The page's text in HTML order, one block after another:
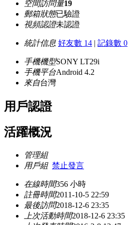
空間訪問量19
郵箱狀態已驗證
視頻認證未認證
統計信息 好友數 14 | 記錄數 0
手機機型SONY LT29i
手機平台Android 4.2
來自台灣
用戶認證
活躍概況
管理組
用戶組 禁止發言
在線時間356 小時
註冊時間2011-10-5 22:59
最後訪問2018-12-6 23:35
上次活動時間2018-12-6 23:35